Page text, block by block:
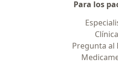
Para los
Pregunta al